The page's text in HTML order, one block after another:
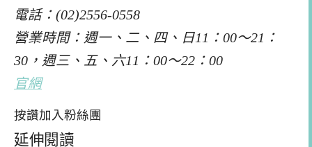
電話：(02)2556-0558
營業時間：週一、二、四、日11：00～21：
30，週三、五、六11：00～22：00
官網
按讚加入粉絲團
延伸閱讀